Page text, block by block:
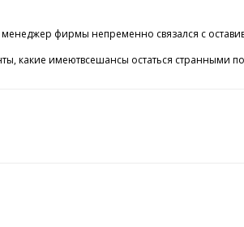
фирмы непременно связался с
какие имеютвсешансы остаться